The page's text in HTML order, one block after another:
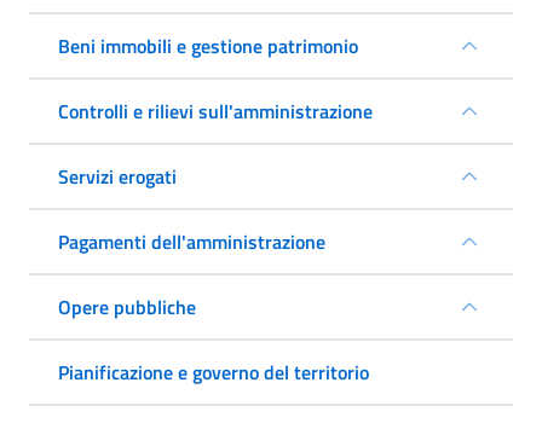
Beni immobili e gestione patrimonio
Controlli e rilievi sull'amministrazione
Servizi erogati
Pagamenti dell'amministrazione
Opere pubbliche
Pianificazione e governo del territorio